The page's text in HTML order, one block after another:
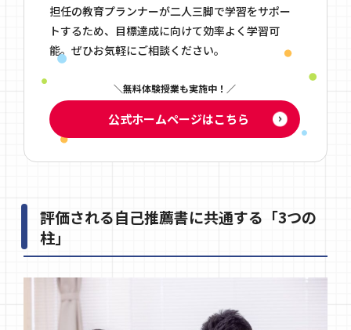
担任の教育プランナーが二人三脚で学習をサポー
トするため、目標達成に向けて効率よく学習可
能。ぜひお気軽にご相談ください。
無料体験授業も実施中！
公式ホームページはこちら
評価される自己推薦書に共通する「3つの
柱」